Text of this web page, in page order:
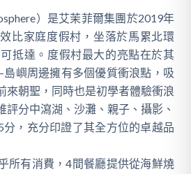
）是艾茉菲爾集團於2019年
比家庭度假村，坐落於馬累北環
抵達。度假村最大的亮點在於其
島嶼周邊擁有多個優質衝浪點，吸
來朝聖，同時也是初學者體驗衝浪
評分中瀉湖、沙灘、親子、攝影、
，充分印證了其全方位的卓越品
所有消費，4間餐廳提供從海鮮燒